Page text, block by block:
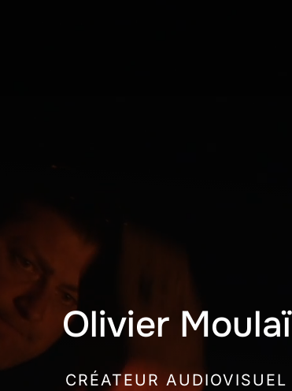
Olivier Moulaï
CRÉATEUR AUDIOVISUEL